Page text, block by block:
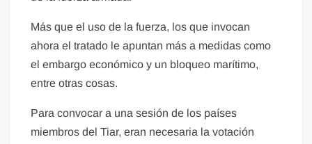
Más que el uso de la fuerza, los que invocan
ahora el tratado le apuntan más a medidas como
el embargo económico y un bloqueo marítimo,
entre otras cosas.
Para convocar a una sesión de los países
miembros del Tiar, eran necesaria la votación